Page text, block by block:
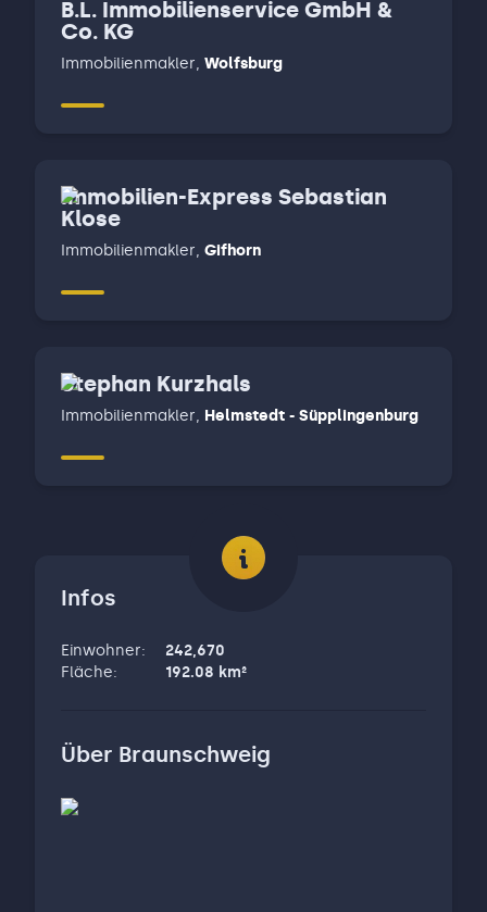
B.L. Immobilienservice GmbH &
Co. KG
Immobilienmakler, Wolfsburg
Immobilien-Express Sebastian
Klose
Immobilienmakler, Gifhorn
Stephan Kurzhals
Immobilienmakler, Helmstedt - Süpplingenburg
Infos
Einwohner:
242,670
Fläche: 192.08 km²
Über Braunschweig